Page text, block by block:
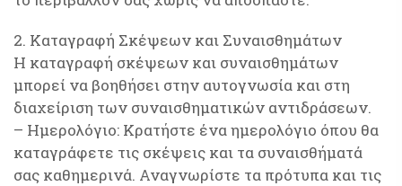
2. Καταγραφή Σκέψεων και Συναισθημάτων
Η καταγραφή σκέψεων και συναισθημάτων
μπορεί να βοηθήσει στην αυτογνωσία και στη
διαχείριση των συναισθηματικών αντιδράσεων.
– Ημερολόγιο: Κρατήστε ένα ημερολόγιο όπου θα
καταγράφετε τις σκέψεις και τα συναισθήματά
σας καθημερινά. Αναγνωρίστε τα πρότυπα και τις